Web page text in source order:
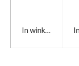
In winkelwagen